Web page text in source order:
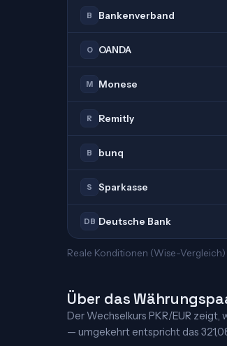
B Bankenverband
O OANDA
M Monese
R Remitly
B bunq
S Sparkasse
DB Deutsche Bank
Reale Konditionen (Wise-
Über das
Der Wechselkurs PKR/EUR zeigt,
— umgekehrt entspricht das